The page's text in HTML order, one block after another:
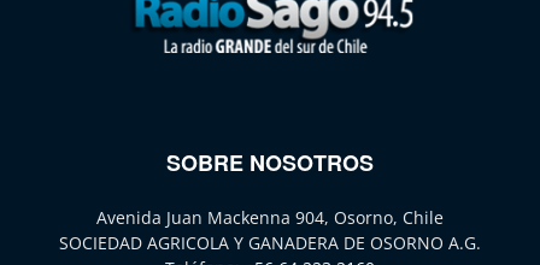
SOBRE NOSOTROS
Avenida Juan Mackenna 904, Osorno, Chile
SOCIEDAD AGRICOLA Y GANADERA DE OSORNO A.G.